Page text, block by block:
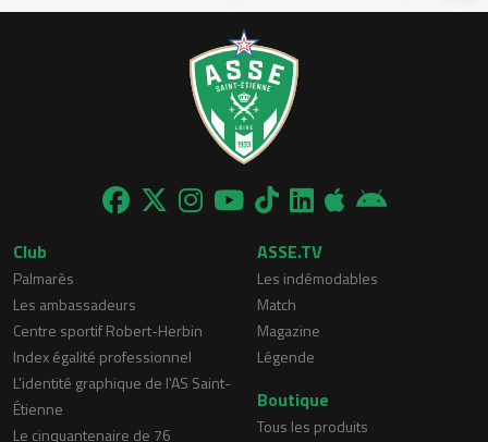
Club
Palmarès
Les ambassadeurs
Centre sportif Robert-Herbin
Index égalité professionnel
L'identité graphique de l'AS Saint-
Étienne
Le cinquantenaire de 76
ASSE.TV
Les indémodables
Match
Magazine
Légende
Boutique
Tous les produits